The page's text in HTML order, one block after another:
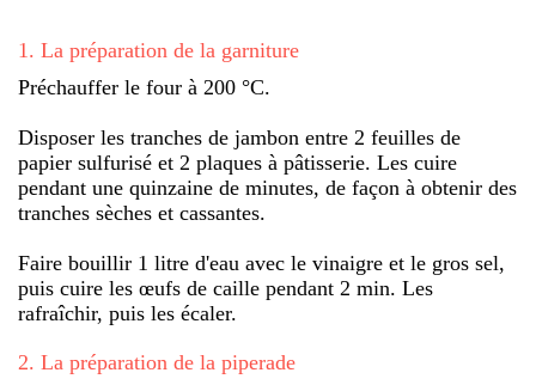
1 . La préparation de la garniture
Préchauffer le four à 200 °C.
Disposer les tranches de jambon entre 2 feuilles de
papier sulfurisé et 2 plaques à pâtisserie. Les cuire
pendant une quinzaine de minutes, de façon à obtenir des
tranches sèches et cassantes.
Faire bouillir 1 litre d'eau avec le vinaigre et le gros sel,
puis cuire les œufs de caille pendant 2 min. Les
rafraîchir, puis les écaler.
2. La préparation de la piperade